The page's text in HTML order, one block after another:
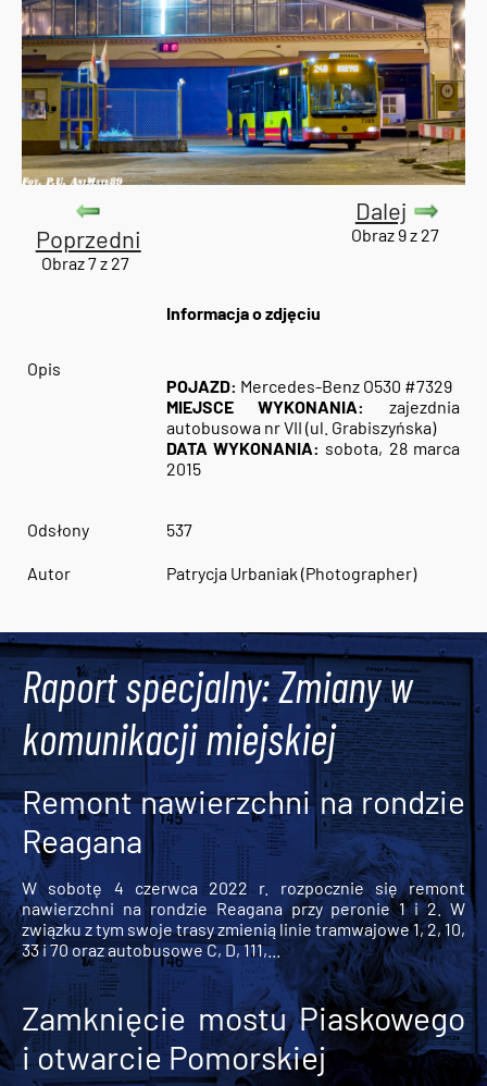
Poprzedni
Obraz 7 z 27
Dalej
Obraz 9 z 27
Informacja o zdjęciu
Opis
POJAZD: Mercedes-Benz O530 #7329
MIEJSCE WYKONANIA:
zajezdnia
autobusowa nr VII (ul. Grabiszyńska)
DATA WYKONANIA: sobota, 28 marca
2015
Odsłony 537
Autor Patrycja Urbaniak (Photographer)
Raport specjalny: Zmiany w
komunikacji miejskiej
Remont nawierzchni na rondzie
Reagana
W sobotę 4 czerwca 2022 r. rozpocznie się remont
nawierzchni na rondzie Reagana przy peronie 1 i 2. W
związku z tym swoje trasy zmienią linie tramwajowe 1, 2, 10,
33 i 70 oraz autobusowe C, D, 111,...
Zamknięcie mostu Piaskowego
i otwarcie Pomorskiej